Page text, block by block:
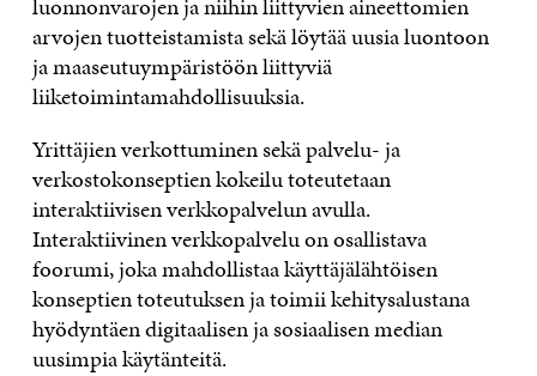
luonnonvarojen ja niihin liittyvien aineettomien
arvojen tuotteistamista sekä löytää uusia luontoon
ja maaseutuympäristöön liittyviä
liiketoimintamahdollisuuksia.
Yrittäjien verkottuminen sekä palvelu- ja
verkostokonseptien kokeilu toteutetaan
interaktiivisen verkkopalvelun avulla.
Interaktiivinen verkkopalvelu on osallistava
foorumi, joka mahdollistaa käyttäjälähtöisen
konseptien toteutuksen ja toimii kehitysalustana
hyödyntäen digitaalisen ja sosiaalisen median
uusimpia käytänteitä.